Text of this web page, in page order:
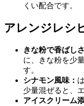
くい配合です。
アレンジレシ
きな粉で香ばし
に、きな粉を少
す。
シナモン風味：
少量混ぜると、
アイスクリーム